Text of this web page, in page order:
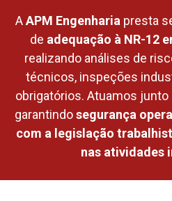
AAPM Engenharia presta
de adequação à NR-12
realizando análises de
técnicos, inspeções
obrigatórios. Atuamos
garantindosegurança
com a legislação
nas atividades